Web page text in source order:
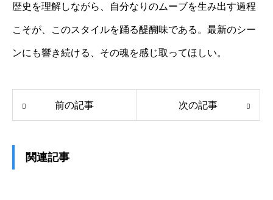
歴史を理解しながら、自分なりのムーブを生み出す過程
こそが、このスタイルを踊る醍醐味である。最新のシー
ンにも響き続ける、その魂を感じ取ってほしい。
前の記事 次の記事
関連記事